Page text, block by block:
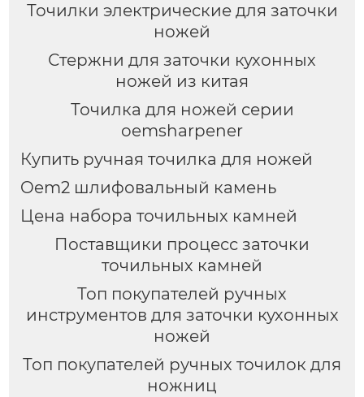
Точилки электрические для заточки
ножей
Стержни для заточки кухонных
ножей из китая
Точилка для ножей серии
oemsharpener
Купить ручная точилка для ножей
Oem2 шлифовальный камень
Цена набора точильных камней
Поставщики процесс заточки
точильных камней
Топ покупателей ручных
инструментов для заточки кухонных
ножей
Топ покупателей ручных точилок для
ножниц